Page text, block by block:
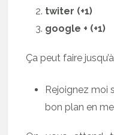
twiter (+1)
google + (+1)
Ça peut faire
Rejoignez moi
bon plan en